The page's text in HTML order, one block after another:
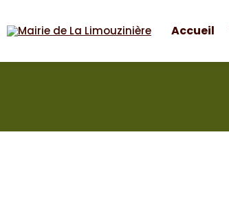
Mairie de La Limouzinière Accueil
Accueil